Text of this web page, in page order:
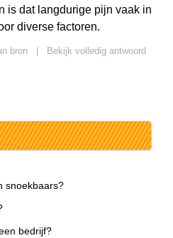
is dat langdurige pijn vaak in
diverse factoren.
bron
Bekijk volledig antwoord
snoekbaars?
bedrijf?